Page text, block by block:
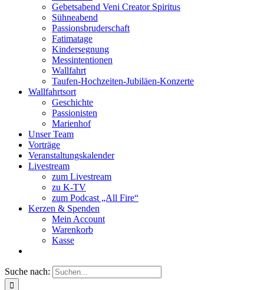
Gebetsabend Veni Creator Spiritus
Sühneabend
Passionsbruderschaft
Fatimatage
Kindersegnung
Messintentionen
Wallfahrt
Taufen-Hochzeiten-Jubiläen-Konzerte
Wallfahrtsort
Geschichte
Passionisten
Marienhof
Unser Team
Vorträge
Veranstaltungskalender
Livestream
zum Livestream
zu K-TV
zum Podcast „All Fire“
Kerzen & Spenden
Mein Account
Warenkorb
Kasse
Suche nach: